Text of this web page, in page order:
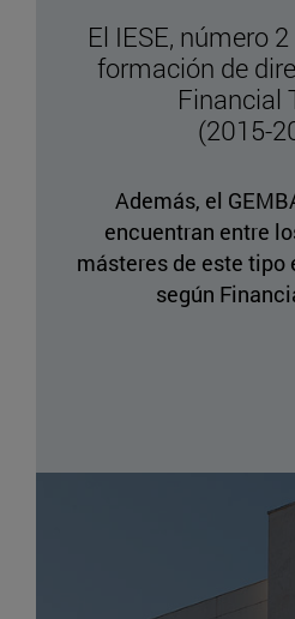
El IESE, número
formación de
Financial
(2015-
Además, el
encuentran entre
másteres de este tipo
según